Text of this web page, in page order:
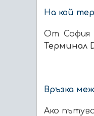
На кой
От София
Терминал
Връзка
Ако